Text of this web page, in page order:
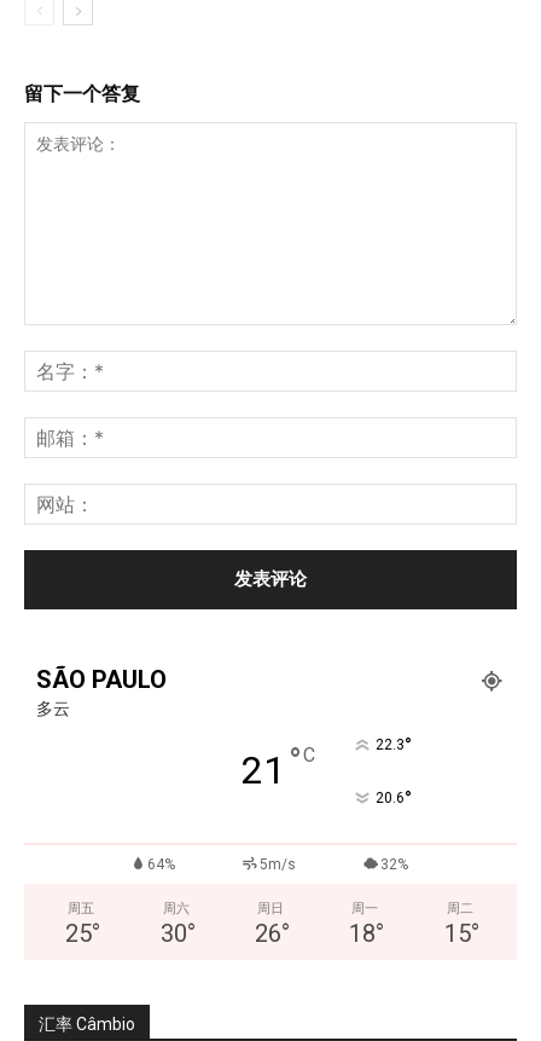
留下一个答复
SÃO PAULO
多云
21 °C 22.3°
20.6°
64% 5m/s 32%
周五
25°
周六
30°
周日
26°
周一
18°
周二
15°
汇率 Câmbio